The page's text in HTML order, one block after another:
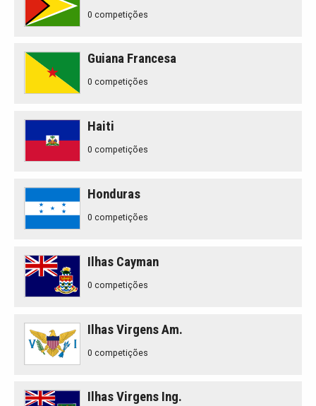
0 competições
Guiana Francesa
0 competições
Haiti
0 competições
Honduras
0 competições
Ilhas Cayman
0 competições
Ilhas Virgens Am.
0 competições
Ilhas Virgens Ing.